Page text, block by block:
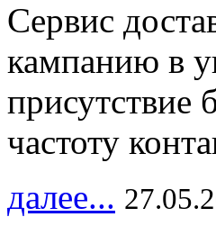
Сервис
кампанию в
присутствие
частоту
далее...